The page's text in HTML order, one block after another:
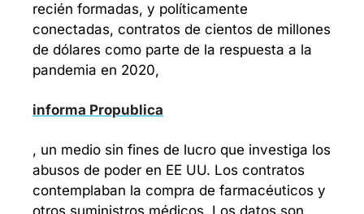
recién formadas, y políticamente
conectadas, contratos de cientos de millones
de dólares como parte de la respuesta a la
pandemia en 2020,
informa Propublica
, un medio sin fines de lucro que investiga los
abusos de poder en EE UU. Los contratos
contemplaban la compra de farmacéuticos y